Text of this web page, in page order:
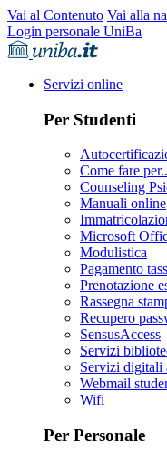
Vai al Contenuto Vai alla
Login personale UniBa
Servizi online
Per Studenti
Come fare
Counseling
Manuali online
Microsoft
Modulistica
Pagamento
Prenotazione
Rassegna
Recupero
SensusAccess
Servizi
Servizi digitali
Webmail
Wifi
Per Personale